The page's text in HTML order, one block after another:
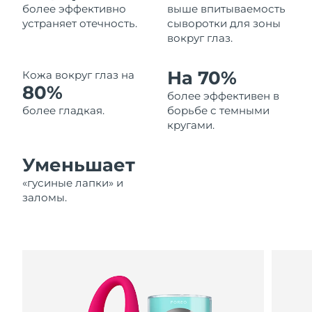
более эффективно
устраняет отечность.
выше впитываемость
сыворотки для зоны
вокруг глаз.
Кожа вокруг глаз на
80%
более гладкая.
На 70%
более эффективен в
борьбе с темными
кругами.
Уменьшает
«гусиные лапки» и
заломы.
Ожидаемая дата доставки
09.08.2026
Люксембург
Ожидаемая дата доставки
08.08.2026
Малайзия
Ожидаемая дата доставки